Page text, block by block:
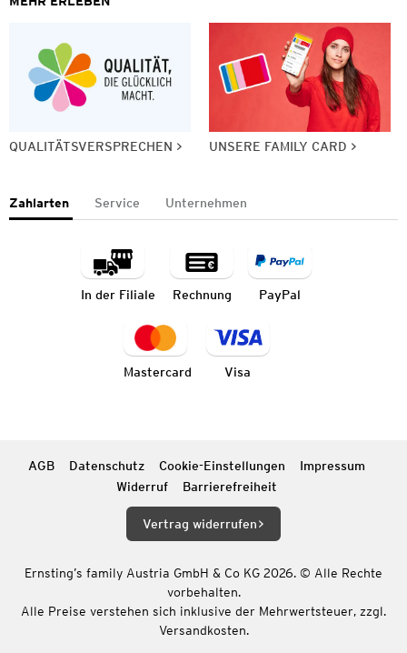
QUALITÄTSVERSPRECHEN UNSERE FAMILY CARD
Zahlarten Service Unternehmen
In der Filiale Rechnung PayPal
Mastercard Visa
AGB Datenschutz Cookie-Einstellungen
Impressum
Widerruf
Barrierefreiheit
Vertrag widerrufen
Ernsting’s family Austria GmbH & Co KG 2026. © Alle Rechte
vorbehalten.
Alle Preise verstehen sich inklusive der Mehrwertsteuer, zzgl.
Versandkosten.